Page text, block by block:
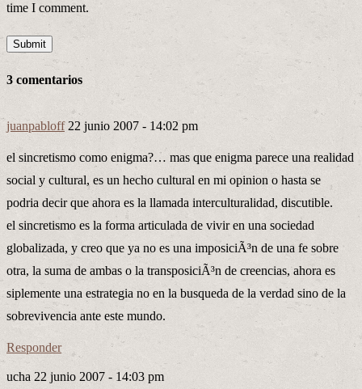
time I comment.
3 comentarios
juanpabloff 22 junio 2007 - 14:02 pm
el sincretismo como enigma?… mas que enigma parece una realidad
social y cultural, es un hecho cultural en mi opinion o hasta se
podria decir que ahora es la llamada interculturalidad, discutible.
el sincretismo es la forma articulada de vivir en una sociedad
globalizada, y creo que ya no es una imposiciÃ³n de una fe sobre
otra, la suma de ambas o la transposiciÃ³n de creencias, ahora es
siplemente una estrategia no en la busqueda de la verdad sino de la
sobrevivencia ante este mundo.
Responder
ucha 22 junio 2007 - 14:03 pm